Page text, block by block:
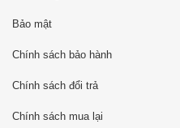
Bảo mật
Chính sách bảo hành
Chính sách đổi trả
Chính sách mua lại